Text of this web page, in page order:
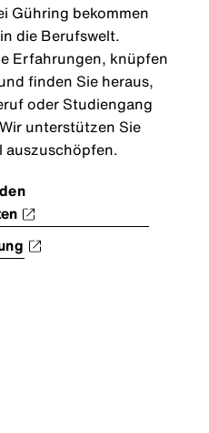
Gühring bekommen
die Berufswelt.
Erfahrungen, knüpfen
finden Sie heraus,
oder Studiengang
unterstützen Sie
auszuschöpfen.